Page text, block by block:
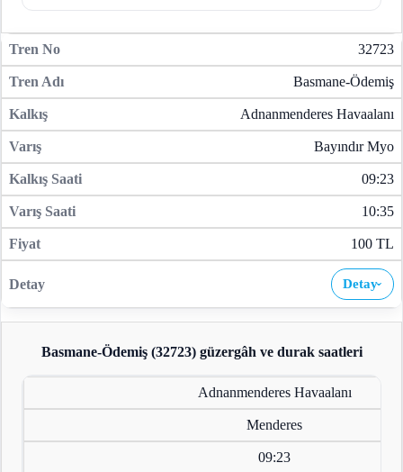
32723
Basmane-Ödemiş
Adnanmenderes Havaalanı
Bayındır Myo
09:23
10:35
100 TL
Detay›
Basmane-Ödemiş (32723)güzergâh ve durak saatleri
Adnanmenderes Havaalanı
Menderes
09:23